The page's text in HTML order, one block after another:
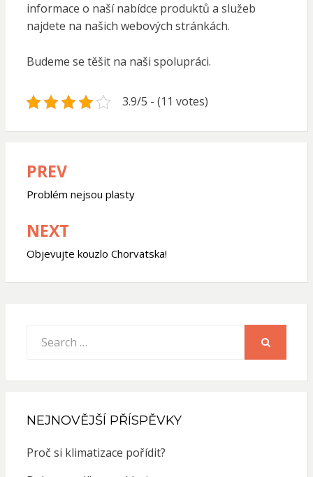
informace o naší nabídce produktů a služeb
najdete na našich webových stránkách.
Budeme se těšit na naši spolupráci.
3.9/5 - (11 votes)
Navigace
pro
příspěvek
PREV
Problém nejsou plasty
NEXT
Objevujte kouzlo Chorvatska!
for:
NEJNOVĚJŠÍ PŘÍSPĚVKY
Proč si klimatizace pořídit?